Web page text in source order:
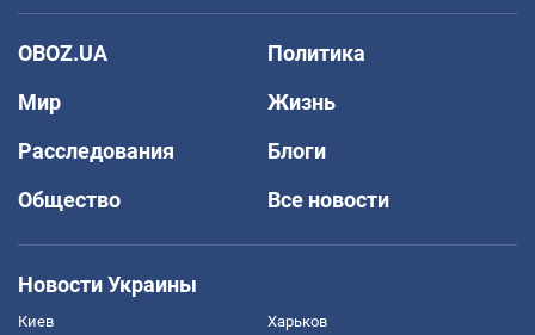
OBOZ.UA
Политика
Мир
Жизнь
Расследования
Блоги
Общество
Все новости
Новости Украины
Киев Харьков